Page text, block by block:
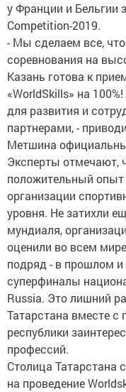
у Франции и Бельгии
Competition-2019.
- Мы сделаем все,
соревнования на
Казань готова к
«WorldSkills» на
для развития и
партнерами, -
Метшина
Эксперты отмечают,
положительный
организации
уровня. Не затихли
мундиаля,
оценили во всем
подряд - в прошлом
суперфиналы
Russia. Это лишний
Татарстана вместе
республики
профессий.
Столица
на проведение